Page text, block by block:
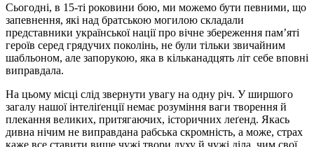
Сьогодні, в 15-ті роковини бою, ми можемо бути певними, що
запевнення, які над братською могилою складали
представники української нації про вічне збереження пам’яті
героїв серед грядучих поколінь, не були тільки звичайним
шабльоном, але запорукою, яка в кільканадцять літ себе вповні
виправдала.
На цьому місці слід звернути увагу на одну річ. У ширшого
загалу нашої інтеліґенції немає розуміння ваги творення й
плекання великих, притягаючих, історичних леґенд. Якась
дивна нічим не виправдана рабська скромність, а може, страх
каже все ставити вище чужі твори духу й чужі діла, чим свої